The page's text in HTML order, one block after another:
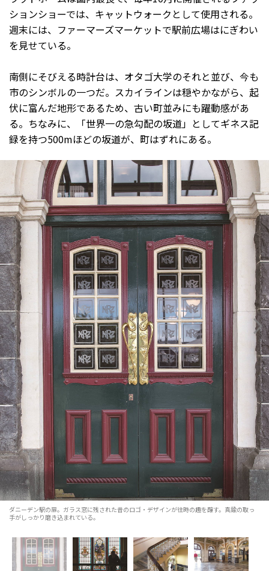
ションショーでは、キャットウォークとして使用される。
週末には、ファーマーズマーケットで駅前広場はにぎわい
を見せている。
南側にそびえる時計台は、オタゴ大学のそれと並び、今も
市のシンボルの一つだ。スカイラインは穏やかながら、起
伏に富んだ地形であるため、古い町並みにも躍動感があ
る。ちなみに、「世界一の急勾配の坂道」としてギネス記
録を持つ500mほどの坂道が、町はずれにある。
ダニーデン駅の扉。ガラス窓に残された昔のロゴ・デザインが往時の趣を醸す。真鍮の取っ
手がしっかり磨き込まれている。